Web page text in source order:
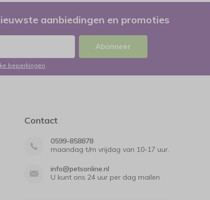
aanbiedingen en promoties
Abonneer
beperkingen
Contact
0599-858878
maandag t/m vrijdag van 10-17 uur.
info@petsonline.nl
U kunt ons 24 uur per dag mailen